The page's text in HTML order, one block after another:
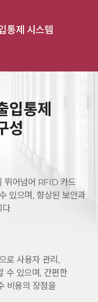
입통제
성
뛰어넘어 RFID 카드
있으며, 향상된 보안과
.
로 사용자 관리,
수 있으며, 간편한
비용의 장점을